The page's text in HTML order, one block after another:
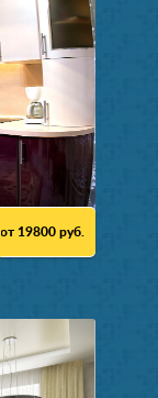
от 19800 руб.